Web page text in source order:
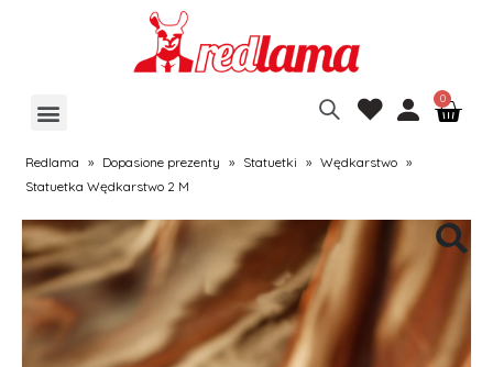
Redlama » Dopasione prezenty » Statuetki » Wędkarstwo »
Statuetka Wędkarstwo 2 M